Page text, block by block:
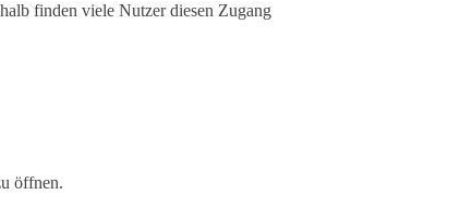
finden viele Nutzer diesen Zugang
öffnen.